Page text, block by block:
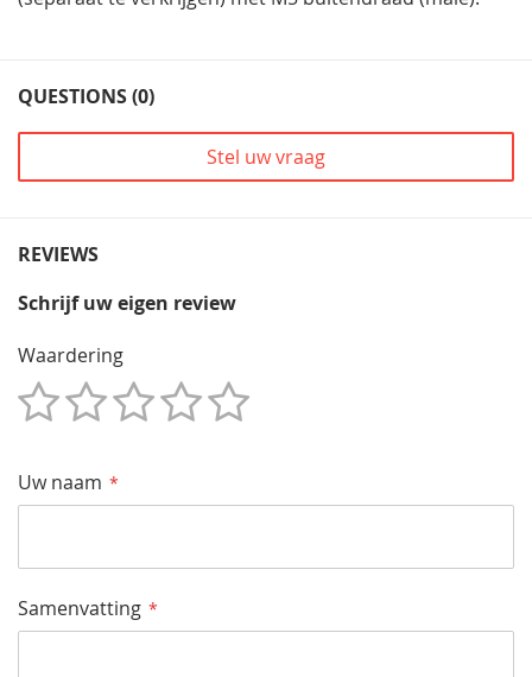
QUESTIONS (0)
Stel uw vraag
REVIEWS
Schrijf uw eigen review
Waardering
Uw naam
Samenvatting